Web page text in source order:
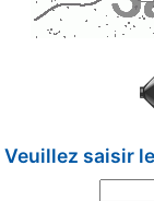
Veuillez saisir